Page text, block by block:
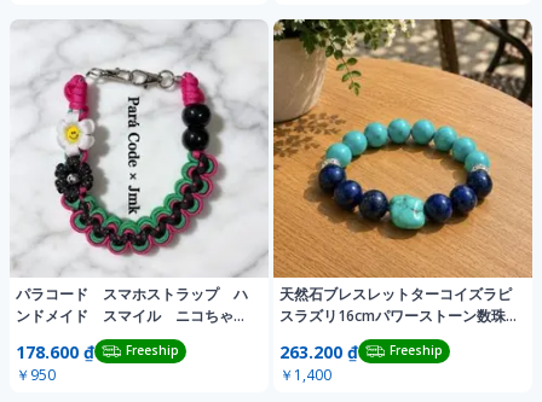
パラコード スマホストラップ ハ
ンドメイド スマイル ニコちゃ
ん にこちゃん
178.600 ₫ Freeship
￥950
天然石ブレスレットターコイズラピ
スラズリ16cmパワーストーン数珠
トルコ石瑠璃
263.200 ₫ Freeship
￥1,400